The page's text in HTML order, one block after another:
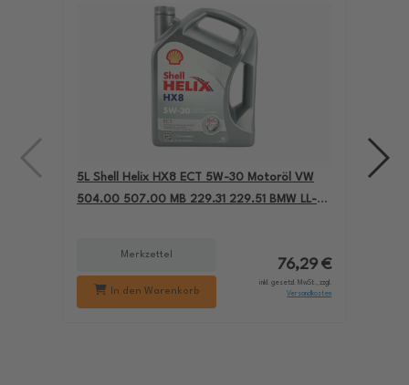
5L Shell Helix HX8 ECT 5W-30 Motoröl VW
504.00 507.00 MB 229.31 229.51 BMW LL-04
Merkzettel
In den Warenkorb
76,29 €
inkl. gesetzl. MwSt., zzgl.
Versandkosten